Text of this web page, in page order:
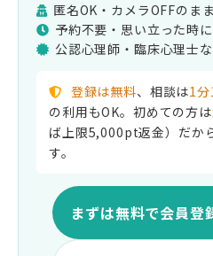
匿名OK・カメラOFFのま
予約不要・思い立った時
公認心理師・臨床心理士
登録は無料、相談は1
の利用もOK。初めての方は
ば上限5,000pt返金）だか
す。
まずは無料で会員登